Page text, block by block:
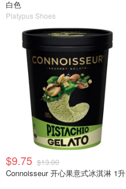
白色
Platypus Shoes
$9.75 $13.00
Connoisseur 开心果意式冰淇淋 1升